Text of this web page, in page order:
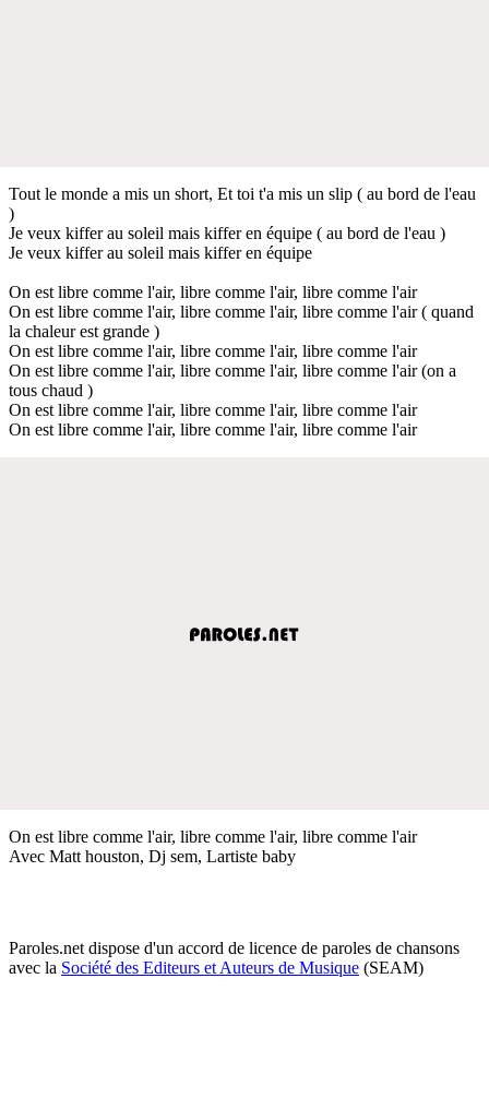
Tout le monde a mis un short, Et toi t'a mis un slip ( au bord de l'eau
)
Je veux kiffer au soleil mais kiffer en équipe ( au bord de l'eau )
Je veux kiffer au soleil mais kiffer en équipe
On est libre comme l'air, libre comme l'air, libre comme l'air
On est libre comme l'air, libre comme l'air, libre comme l'air ( quand
la chaleur est grande )
On est libre comme l'air, libre comme l'air, libre comme l'air
On est libre comme l'air, libre comme l'air, libre comme l'air (on a
tous chaud )
On est libre comme l'air, libre comme l'air, libre comme l'air
On est libre comme l'air, libre comme l'air, libre comme l'air
On est libre comme l'air, libre comme l'air, libre comme l'air
Avec Matt houston, Dj sem, Lartiste baby
Paroles.net dispose d'un accord de licence de paroles de chansons
avec la Société des Editeurs et Auteurs de Musique (SEAM)